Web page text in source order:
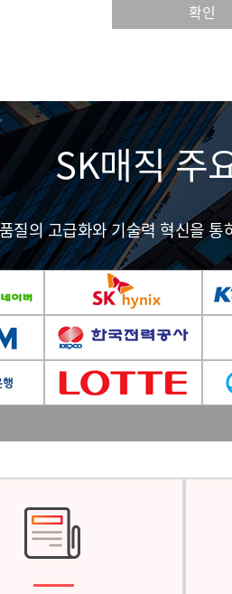
확인
SK매직 주
질의 고급화와 기술력 혁신을